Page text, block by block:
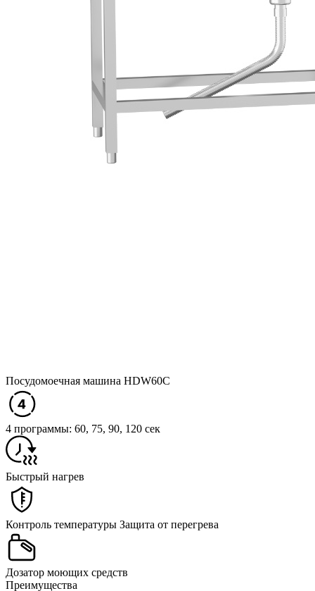
Посудомоечная машина HDW60C
4 программы: 60, 75, 90, 120 сек
Быстрый нагрев
Контроль температуры Защита от перегрева
Дозатор моющих средств
Преимущества